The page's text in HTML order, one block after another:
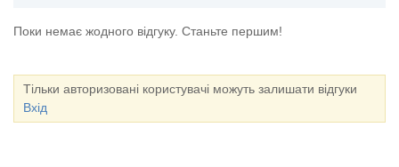
Поки немає жодного відгуку. Станьте першим!
Тільки авторизовані користувачі можуть залишати відгуки
Вхід